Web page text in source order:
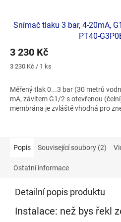
Snímač tlaku 3 bar, 4-20mA,
PT40-
3 230 Kč
Měrná
3 230 Kč / 1 ks
Měřený tlak 0...3 bar (30 metrů
mA, závitem G1/2 s otevřenou
membrána je zvláště vhodná pro
Popis Související soubory (2)
Ostatní informace
Detailní popis produktu
Instalace: než bys řekl